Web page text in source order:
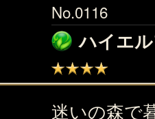
No.0116
ハイエ
迷いの森で